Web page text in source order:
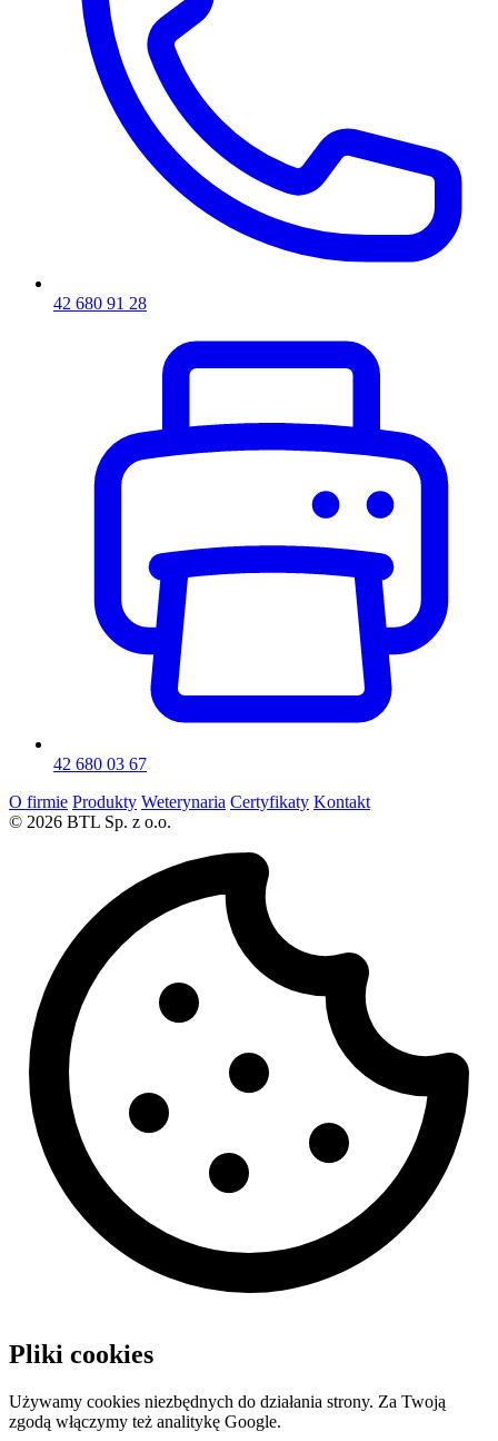
42 680 91 28
42 680 03 67
O firmie Produkty Weterynaria Certyfikaty Kontakt
© 2026 BTL Sp. z o.o.
Pliki cookies
Używamy cookies niezbędnych do działania strony. Za Twoją
zgodą włączymy też analitykę Google.